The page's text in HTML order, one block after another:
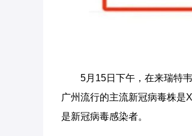
5月15日下午，在来瑞特
广州流行的主流新冠病毒株是
是新冠病毒感染者。